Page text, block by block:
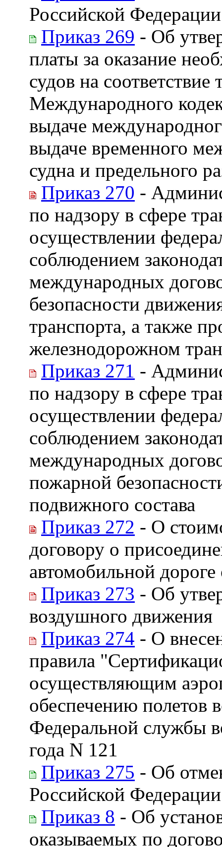
Российской
Приказ 269 - Об
платы за оказание
судов на
Международного
выдаче
выдаче временного
судна и предельного
Приказ 270 -
по надзору в сфере
осуществлении
соблюдением
международных
безопасности
транспорта, а также
железнодорожном
Приказ 271 -
по надзору в сфере
осуществлении
соблюдением
международных
пожарной
подвижного состава
Приказ 272 - О
договору о
автомобильной
Приказ 273 - Об
воздушного движения
Приказ 274 - О
правила
осуществляющим
обеспечению полетов
Федеральной службы
года N 121
Приказ 275 - Об
Российской
Приказ 8 - Об
оказываемых по